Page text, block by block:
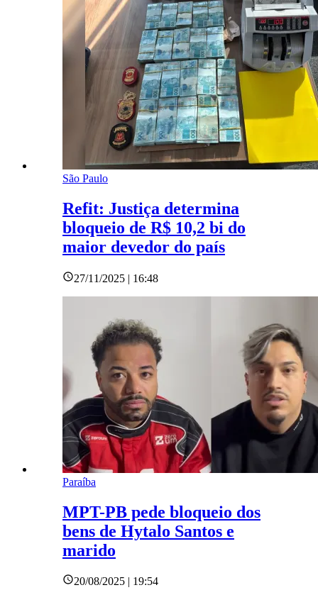
São Paulo
Refit: Justiça determina
bloqueio de R$ 10,2 bi do
maior devedor do país
27/11/2025 | 16:48
Paraíba
MPT-PB pede bloqueio dos
bens de Hytalo Santos e
marido
20/08/2025 | 19:54